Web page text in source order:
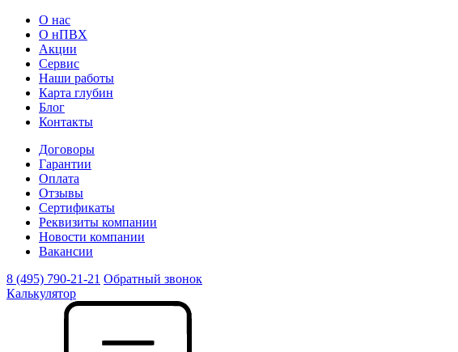
О нас
О нПВХ
Акции
Сервис
Наши работы
Карта глубин
Блог
Контакты
Договоры
Гарантии
Оплата
Отзывы
Сертификаты
Реквизиты компании
Новости компании
Вакансии
8 (495) 790-21-21 Обратный звонок
Калькулятор